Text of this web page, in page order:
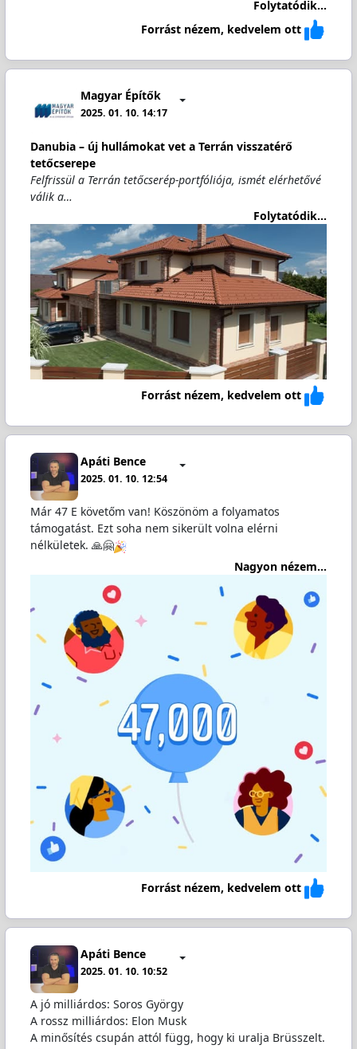
Folytatódik...
Forrást nézem, kedvelem ott
Magyar Építők
2025. 01. 10. 14:17
Danubia – új hullámokat vet a Terrán visszatérő
tetőcserepe
Felfrissül a Terrán tetőcserép-portfóliója, ismét elérhetővé
válik a…
Folytatódik...
Forrást nézem, kedvelem ott
Apáti Bence
2025. 01. 10. 12:54
Már 47 E követőm van! Köszönöm a folyamatos
támogatást. Ezt soha nem sikerült volna elérni
nélkületek. 🙏🤗
Nagyon nézem...
Forrást nézem, kedvelem ott
Apáti Bence
2025. 01. 10. 10:52
A jó milliárdos: Soros György
A rossz milliárdos: Elon Musk
A minősítés csupán attól függ, hogy ki uralja Brüsszelt.